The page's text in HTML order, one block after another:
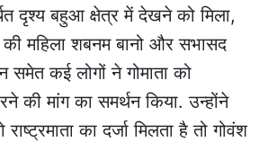
दृश्य बहुआ क्षेत्र में देखने को मिला,
महिला शबनम बानो और सभासद
समेत कई लोगों ने गोमाता को
की मांग का समर्थन किया. उन्होंने
का दर्जा मिलता है तो गोवंश